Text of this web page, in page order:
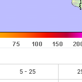
5 - 25